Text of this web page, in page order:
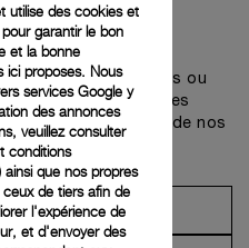
contact
de nos boutiques ou
pour découvrir les
ou services de nos
vous
utilise des cookies et
garantir le bon
et la bonne
ici proposes. Nous
services Google y
des annonces
veuillez consulter
conditions
ainsi que nos propres
de tiers afin de
l'expérience de
et d'envoyer des